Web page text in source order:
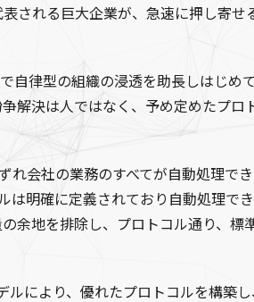
される巨大企業が、急速に押し寄せ
律型の組織の浸透を助長しはじめ
解決は人ではなく、予め定めたプロ
れ会社の業務のすべてが自動処理で
は明確に定義されており自動処理で
余地を排除し、プロトコル通り、標
により、優れたプロトコルを構築し